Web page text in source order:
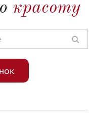
красоту